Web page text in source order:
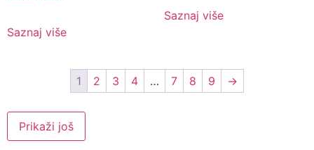
Saznaj više
Saznaj više
1 2 3 4 … 7 8 9 →
Prikaži još